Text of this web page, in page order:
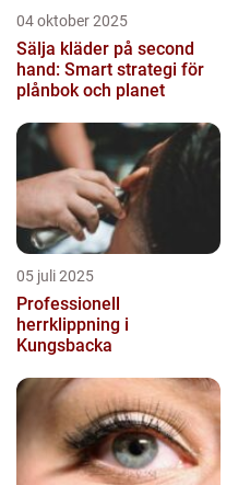
04 oktober 2025
Sälja kläder på second
hand: Smart strategi för
plånbok och planet
05 juli 2025
Professionell
herrklippning i
Kungsbacka